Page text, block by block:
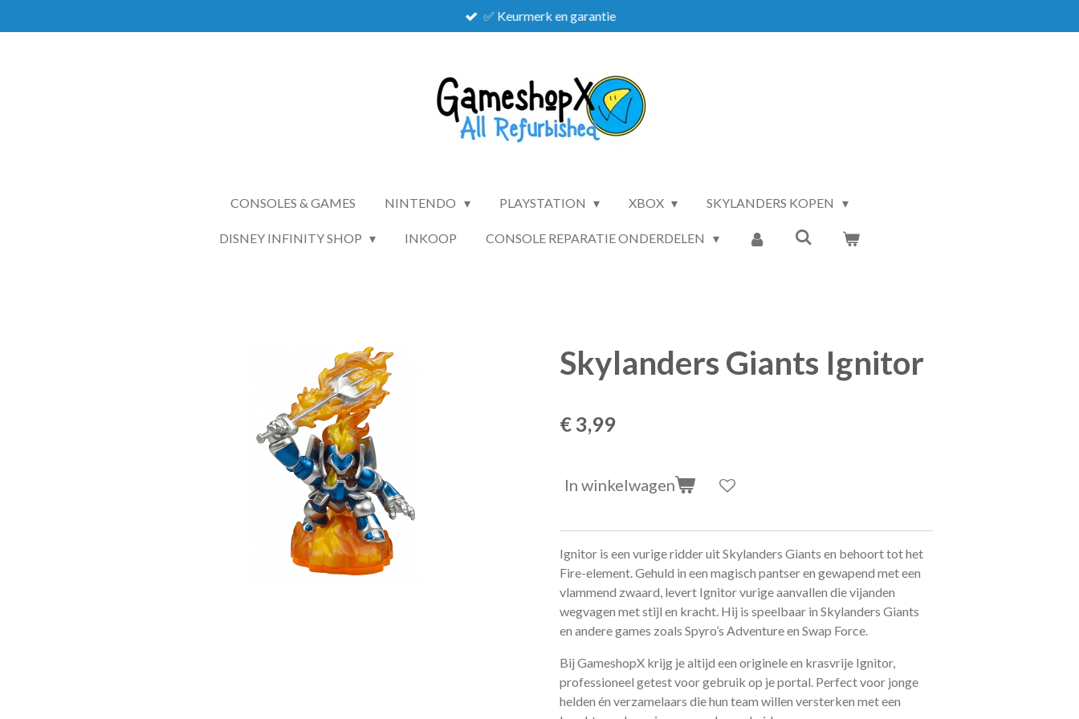
direct
✅ Keurmerk en garantie
CONSOLES & GAMES NINTENDO PLAYSTATION XBOX SKYLANDERS KOPEN
DISNEY INFINITY SHOP INKOOP CONSOLE REPARATIE ONDERDELEN
Skylanders Giants Ignitor
€ 3,99
In winkelwagen
Ignitor is een vurige ridder uit Skylanders Giants en behoort tot het
Fire-element. Gehuld in een magisch pantser en gewapend met een
vlammend zwaard, levert Ignitor vurige aanvallen die vijanden
wegvagen met stijl en kracht. Hij is speelbaar in Skylanders Giants
en andere games zoals Spyro’s Adventure en Swap Force.
Bij GameshopX krijg je altijd een originele en krasvrije Ignitor,
professioneel getest voor gebruik op je portal. Perfect voor jonge
helden én verzamelaars die hun team willen versterken met een